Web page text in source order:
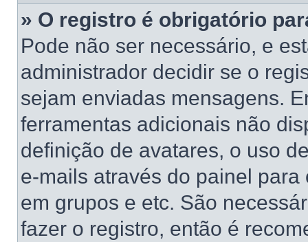
» O registro é obrigatório
Pode não ser necessário, e
administrador decidir se o
sejam enviadas mensagens.
ferramentas adicionais não
definição de avatares, o uso
e-mails através do painel
em grupos e etc. São
fazer o registro, então é